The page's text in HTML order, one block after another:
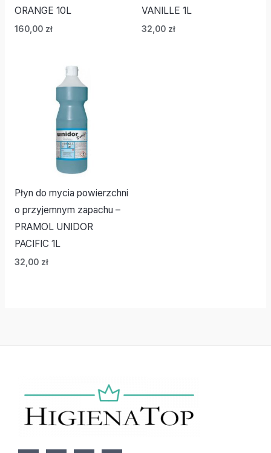
ORANGE 10L
160,00 zł
VANILLE 1L
32,00 zł
Płyn do mycia powierzchni
o przyjemnym zapachu –
PRAMOL UNIDOR
PACIFIC 1L
32,00 zł